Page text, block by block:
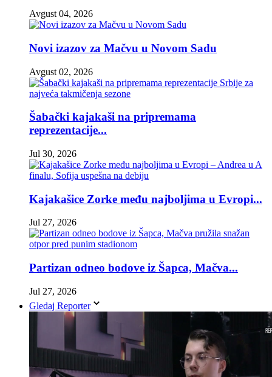
Avgust 04, 2026
Novi izazov za Mačvu u Novom Sadu
Avgust 02, 2026
Šabački kajakaši na pripremama
reprezentacije...
Jul 30, 2026
Kajakašice Zorke među najboljima u Evropi...
Jul 27, 2026
Partizan odneo bodove iz Šapca, Mačva...
Jul 27, 2026
Gledaj Reporter